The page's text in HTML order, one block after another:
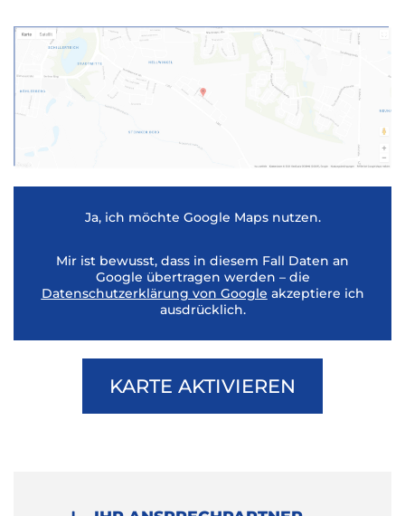
Ja, ich möchte Google Maps nutzen.
Mir ist bewusst, dass in diesem Fall Daten an
Google übertragen werden – die
Datenschutzerklärung von Google akzeptiere ich
ausdrücklich.
KARTE AKTIVIEREN